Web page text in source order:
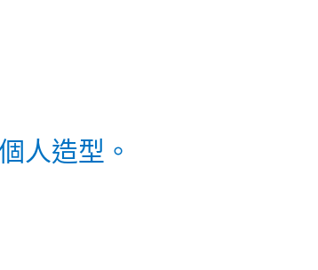
人造型。